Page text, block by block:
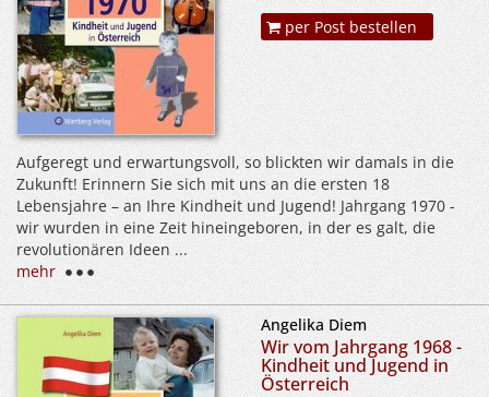
per Post bestellen
Aufgeregt und erwartungsvoll, so blickten wir damals in die
Zukunft! Erinnern Sie sich mit uns an die ersten 18
Lebensjahre – an Ihre Kindheit und Jugend! Jahrgang 1970 -
wir wurden in eine Zeit hineingeboren, in der es galt, die
revolutionären Ideen ...
mehr
Angelika Diem
Wir vom Jahrgang 1968 -
Kindheit und Jugend in
Österreich